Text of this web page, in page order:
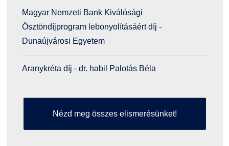
Magyar Nemzeti Bank Kiválósági
Ösztöndíjprogram lebonyolításáért díj -
Dunaújvárosi Egyetem
Aranykréta díj - dr. habil Palotás Béla
Nézd meg összes elismerésünket!